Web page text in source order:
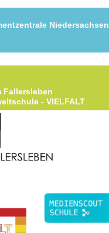
Niedersachsen
Fallersleben
- VIELFALT